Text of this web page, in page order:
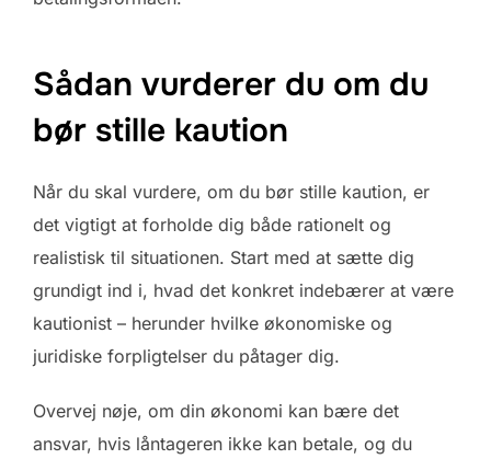
Sådan vurderer du om du
bør stille kaution
Når du skal vurdere, om du bør stille kaution, er
det vigtigt at forholde dig både rationelt og
realistisk til situationen. Start med at sætte dig
grundigt ind i, hvad det konkret indebærer at være
kautionist – herunder hvilke økonomiske og
juridiske forpligtelser du påtager dig.
Overvej nøje, om din økonomi kan bære det
ansvar, hvis låntageren ikke kan betale, og du